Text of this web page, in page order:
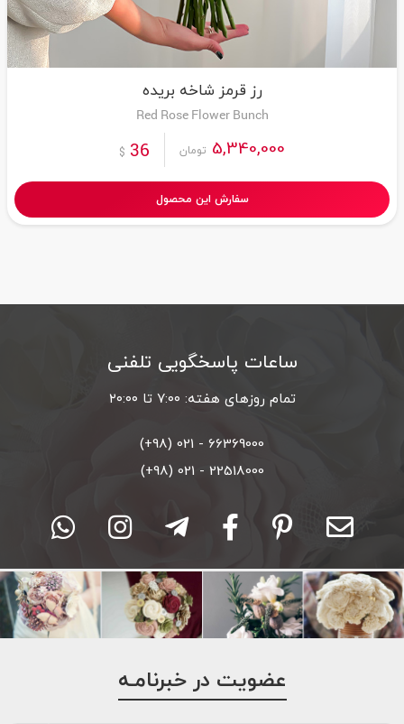
رز قرمز شاخه بریده
Red Rose Flower Bunch
5,340,000 تومان 36
$
سفارش این محصول
ساعات پاسخگویی تلفنی
تمام روزهای هفته: ۷:۰۰ تا ۲۰:۰۰
66369000 - 021 (98+)
22518000 - 021 (98+)
عضویت در خبرنامـه